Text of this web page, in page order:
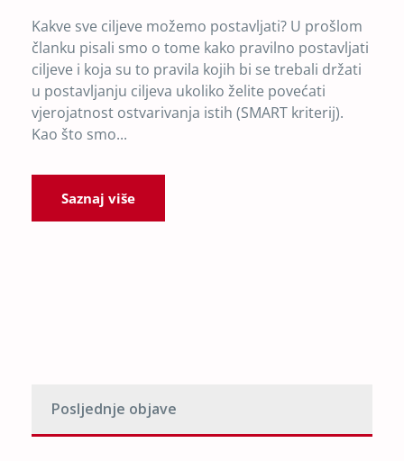
Kakve sve ciljeve možemo postavljati? U prošlom
članku pisali smo o tome kako pravilno postavljati
ciljeve i koja su to pravila kojih bi se trebali držati
u postavljanju ciljeva ukoliko želite povećati
vjerojatnost ostvarivanja istih (SMART kriterij).
Kao što smo...
Saznaj više
Posljednje objave